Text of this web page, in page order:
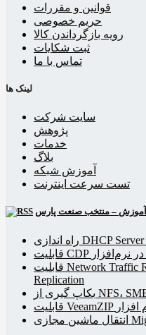
قوانین و مقررات
حریم خصوصی
رویه بازگرداندن کالا
ثبت شکایات
تماس با ما
لینک ها
سایت شرکت
پژوهش
خدمات
بلاگ
آموزش شبکه
تست سرعت اینترنت
آموزش – منتخب صنعت پارس
قابلیت Network Traffic Rules در نرم افزار Veeam Backup &
Replication